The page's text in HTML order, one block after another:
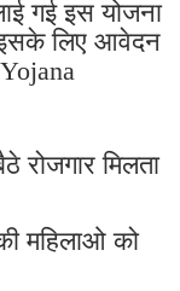
गई इस योजना
लिए आवेदन
रोजगार मिलता
महिलाओ को